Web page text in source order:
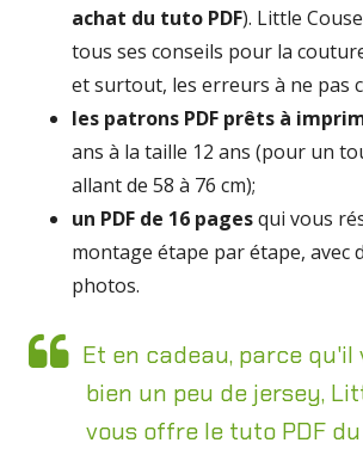
achat du tuto PDF). Little
tous ses conseils pour la
et surtout, les erreurs à ne pas
les patrons PDF prêts à
ans à la taille 12 ans (pour un
allant de 58 à 76 cm);
un PDF de 16 pagesqui vous
montage étape par étape, avec
photos.
Et en cadeau, parce qu'il
bien un peu de jersey,
vous offre le tuto PDF